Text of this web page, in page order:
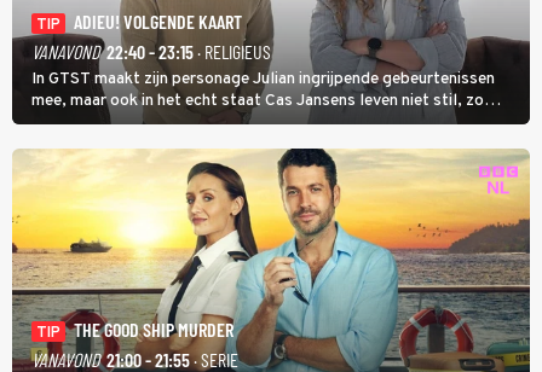
TIP
ADIEU! VOLGENDE KAART
VANAVOND 22:40 - 23:15· RELIGIEUS
In GTST maakt zijn personage Julian ingrijpende gebeurtenissen
mee, maar ook in het echt staat Cas Jansens leven niet stil, zo
vertelt hij in Adieu! Volgende Kaart.
TIP
THE GOOD SHIP MURDER
VANAVOND 21:00 - 21:55· SERIE